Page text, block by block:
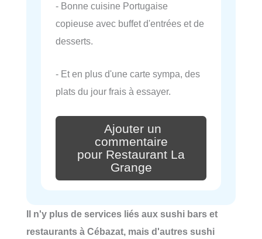
- Bonne cuisine Portugaise
copieuse avec buffet d'entrées et de
desserts.
- Et en plus d'une carte sympa, des
plats du jour frais à essayer.
Ajouter un
commentaire
pour Restaurant La
Grange
Il n'y plus de services liés aux sushi bars et
restaurants à Cébazat, mais d'autres sushi